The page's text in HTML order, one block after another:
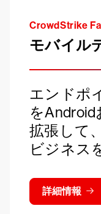
CrowdStrike
モバイル
エンドポ
を
拡張して
ビジネス
詳細情報